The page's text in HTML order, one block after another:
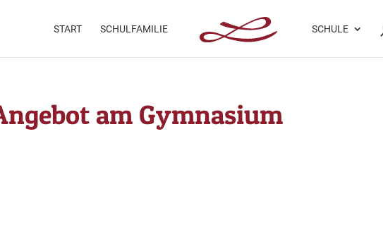
START SCHULFAMILIE SCHULE
am Gymnasium